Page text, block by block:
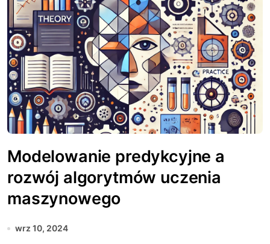
Modelowanie predykcyjne a
rozwój algorytmów uczenia
maszynowego
wrz 10, 2024